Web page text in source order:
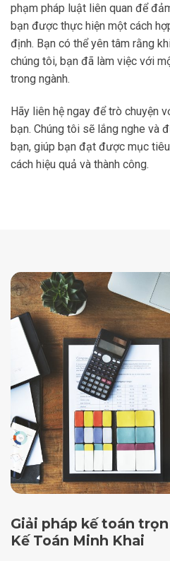
phạm pháp luật liên quan để
bạn được thực hiện một cách
định. Bạn có thể yên tâm rằng
chúng tôi, bạn đã làm việc với
trong ngành.
Hãy liên hệ ngay để trò chuyện
bạn. Chúng tôi sẽ lắng nghe và
bạn, giúp bạn đạt được mục
cách hiệu quả và thành công.
Giải pháp kế toán
Kế Toán Minh Khai